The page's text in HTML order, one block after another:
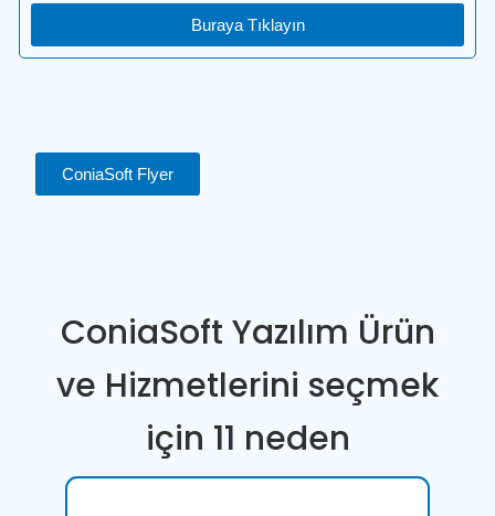
Buraya Tıklayın
ConiaSoft Flyer
ConiaSoft Yazılım Ürün
ve Hizmetlerini seçmek
için 11 neden